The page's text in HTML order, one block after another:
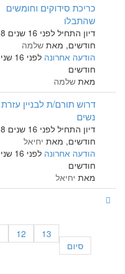
כריכת סידוקים וחומשים
שהתבלו
דיון התחיל לפני 16 שנים 8
חודשים, מאת שלמה
הודעה אחרונה
חודשים
מאת שלמה
דרוש תורם/ת לבניין עזרת
נשים
דיון התחיל לפני 16 שנים 8
חודשים, מאת יחיאל
הודעה אחרונה
חודשים
מאת יחיאל
12 13
סיום